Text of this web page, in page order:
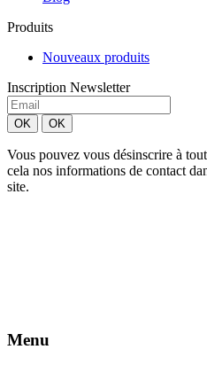
Produits
Nouveaux produits
Inscription Newsletter
Vous pouvez vous désinscrire à
cela nos informations de contact
site.
Menu